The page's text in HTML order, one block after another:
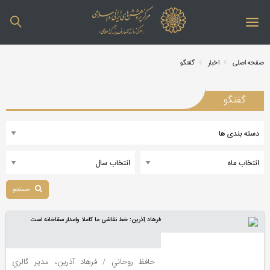
صفحه اصلی اخبار گفتگو
گفتگو
فرهاد آذرین: خط نقاشی ما کاملا وامدار سقاخانه است
حافظ روحاني / فرهاد آذرين، مدير گالري